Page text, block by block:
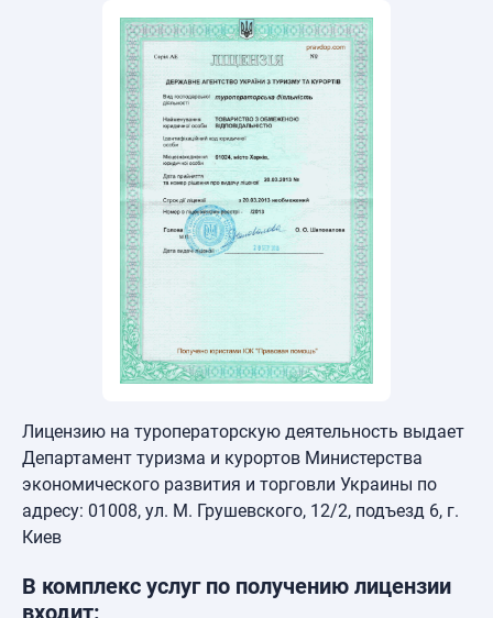
Лицензию на туроператорскую деятельность выдает
Департамент туризма и курортов Министерства
экономического развития и торговли Украины по
адресу: 01008, ул. М. Грушевского, 12/2, подъезд 6, г.
Киев
В комплекс услуг по получению лицензии
входит: